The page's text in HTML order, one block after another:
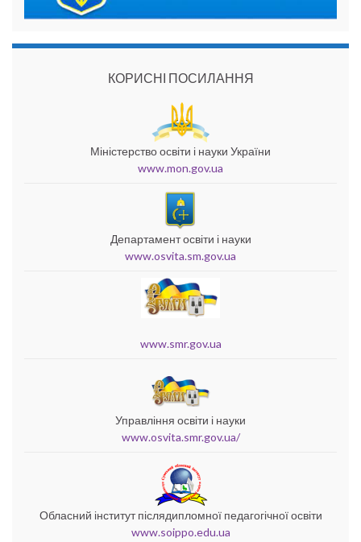
КОРИСНІ ПОСИЛАННЯ
Міністерство освіти і науки України
www.mon.gov.ua
Департамент освіти і науки
www.osvita.sm.gov.ua
www.smr.gov.ua
Управління освіти і науки
www.osvita.smr.gov.ua/
Обласний інститут післядипломної педагогічної освіти
www.soippo.edu.ua